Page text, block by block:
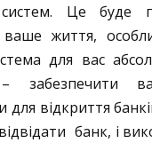
систем. Це буде
життя,
для вас
забезпечити
для відкриття
відвідати банк, і